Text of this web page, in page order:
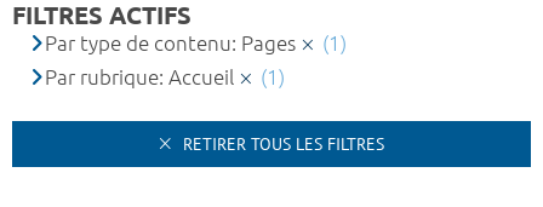
FILTRES ACTIFS
Par type de contenu: Pages
(1)
Par rubrique: Accueil
(1)
RETIRER TOUS LES FILTRES